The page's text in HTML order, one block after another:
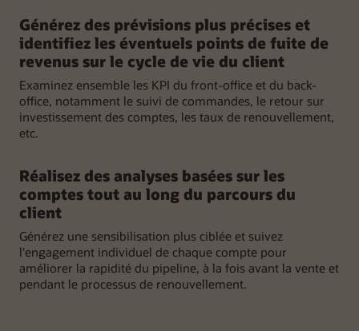
Générez des prévisions plus précises et
identifiez les éventuels points de fuite de
revenus sur le cycle de vie du client
Examinez ensemble les KPI du front-office et du back-
office, notamment le suivi de commandes, le retour sur
investissement des comptes, les taux de renouvellement,
etc.
Réalisez des analyses basées sur les
comptes tout au long du parcours du
client
Générez une sensibilisation plus ciblée et suivez
l'engagement individuel de chaque compte pour
améliorer la rapidité du pipeline, à la fois avant la vente et
pendant le processus de renouvellement.